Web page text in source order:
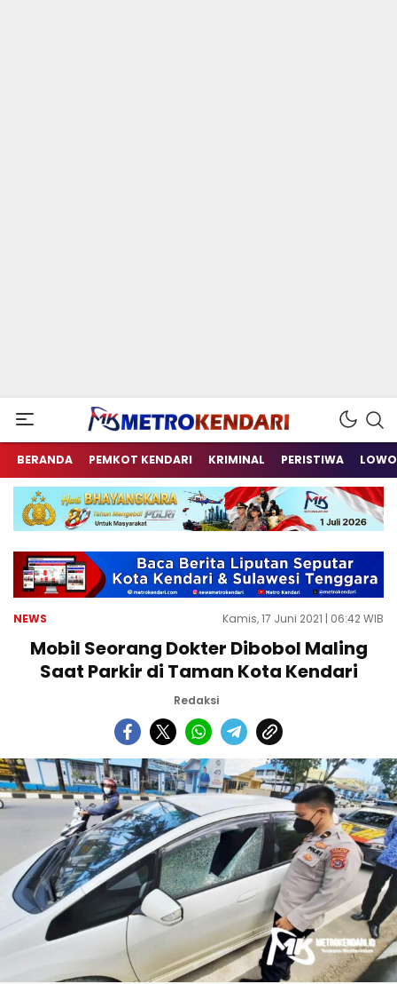
metrokendari
Berita Terkini Sulawesi Tenggara
BERANDA PEMKOT KENDARI KRIMINAL PERISTIWA
NEWS Kamis, 17 Juni 2021 | 06:42 WIB
Mobil Seorang Dokter Dibobol Maling
Saat Parkir di Taman Kota Kendari
Redaksi